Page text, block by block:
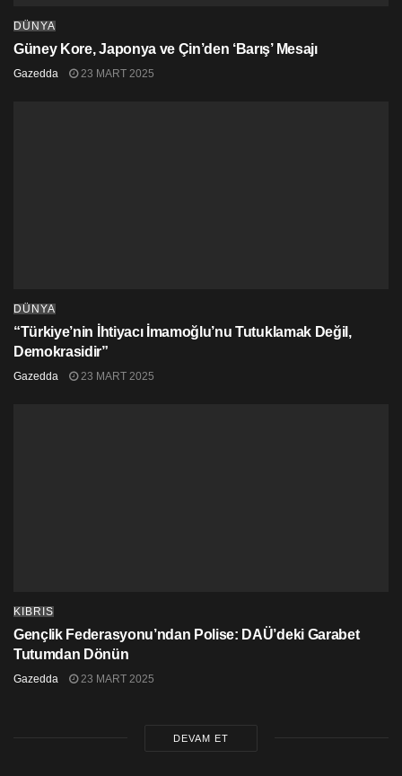
DÜNYA
Güney Kore, Japonya ve Çin’den ‘Barış’ Mesajı
Gazedda 23 MART 2025
DÜNYA
“Türkiye’nin İhtiyacı İmamoğlu’nu Tutuklamak Değil,
Demokrasidir”
Gazedda 23 MART 2025
KIBRIS
Gençlik Federasyonu’ndan Polise: DAÜ’deki Garabet
Tutumdan Dönün
Gazedda 23 MART 2025
DEVAM ET